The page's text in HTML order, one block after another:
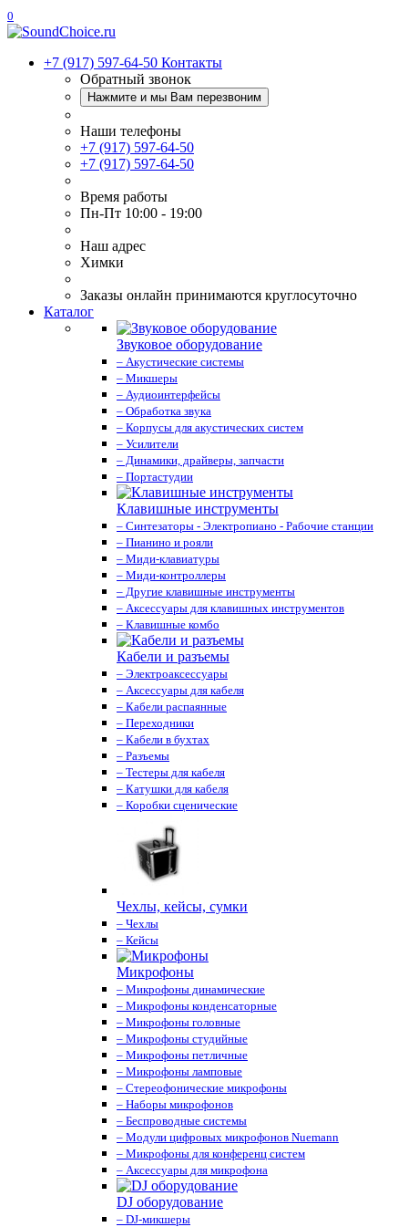
0
+7 (917) 597-64-50 Контакты
Обратный звонок
Нажмите и мы Вам перезвоним
Наши телефоны
+7 (917) 597-64-50
+7 (917) 597-64-50
Время работы
Пн-Пт 10:00 - 19:00
Наш адрес
Химки
Заказы онлайн принимаются круглосуточно
Каталог
Звуковое оборудование
– Акустические системы
– Микшеры
– Аудиоинтерфейсы
– Обработка звука
– Корпусы для акустических систем
– Усилители
– Динамики, драйверы, запчасти
– Портастудии
Клавишные инструменты
– Синтезаторы - Электропиано - Рабочие станции
– Пианино и рояли
– Миди-клавиатуры
– Миди-контроллеры
– Другие клавишные инструменты
– Аксессуары для клавишных инструментов
– Клавишные комбо
Кабели и разъемы
– Электроаксессуары
– Аксессуары для кабеля
– Кабели распаянные
– Переходники
– Кабели в бухтах
– Разъемы
– Тестеры для кабеля
– Катушки для кабеля
– Коробки сценические
Чехлы, кейсы, сумки
– Чехлы
– Кейсы
Микрофоны
– Микрофоны динамические
– Микрофоны конденсаторные
– Микрофоны головные
– Микрофоны студийные
– Микрофоны петличные
– Микрофоны ламповые
– Стереофонические микрофоны
– Наборы микрофонов
– Беспроводные системы
– Модули цифровых микрофонов Nuemann
– Микрофоны для конференц систем
– Аксессуары для микрофона
DJ оборудование
– DJ-микшеры